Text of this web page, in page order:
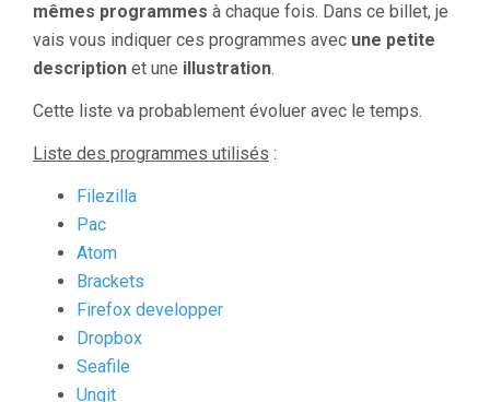
mêmes programmes à chaque fois. Dans ce billet, je
vais vous indiquer ces programmes avec une petite
description et une illustration.
Cette liste va probablement évoluer avec le temps.
Liste des programmes utilisés :
Filezilla
Pac
Atom
Brackets
Firefox developper
Dropbox
Seafile
Ungit